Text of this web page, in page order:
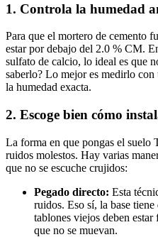
1. Controla la humedad
Para que el mortero de cemento
estar por debajo del 2.0 % CM.
sulfato de calcio, lo ideal es que
saberlo? Lo mejor es medirlo
la humedad exacta.
2. Escoge bien cómo
La forma en que pongas el suelo
ruidos molestos. Hay varias
que no se escuche crujidos:
Pegado directo: Esta
ruidos. Eso sí, la base
tablones viejos deben estar
que no se muevan.